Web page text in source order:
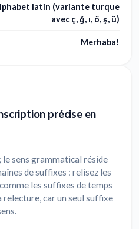
latin (variante turque
avec ç, ğ, ı, ö, ş, ü)
Merhaba!
précise en
sens grammatical réside
de suffixes : relisez les
les suffixes de temps
car un seul suffixe